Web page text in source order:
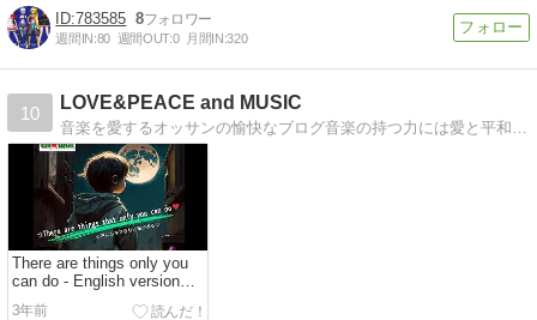
783585 8
週間IN:80 週間OUT:0 月間IN:320
10
LOVE&PEACE and MUSIC
There are things only you
can do - English version
YouTube
3年前